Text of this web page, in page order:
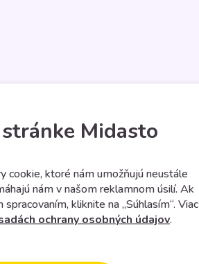
Midasto
cookie, ktoré nám umožňujú neustále
nám v našom reklamnom úsilí. Ak
kliknite na „Súhlasím“. Viac
ochrany osobných údajov.